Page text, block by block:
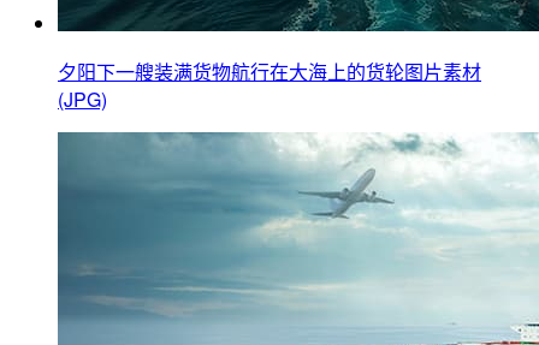
夕阳下一艘装满货物航行在大海上的货轮图片素材
(JPG)